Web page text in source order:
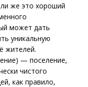
же это хороший
может дать
уникальную
жителей.
— поселение,
чистого
как правило,